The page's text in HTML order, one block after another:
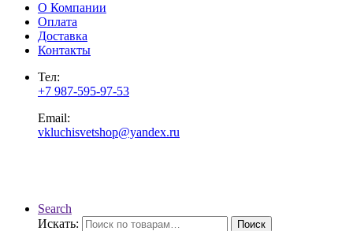
О Компании
Оплата
Доставка
Контакты
Тел:
+7 987-595-97-53
Email:
vkluchisvetshop@yandex.ru
Search
Искать:
Поиск